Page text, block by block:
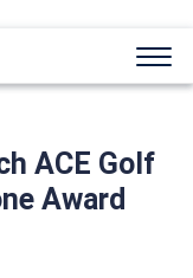
ACE Golf
Award